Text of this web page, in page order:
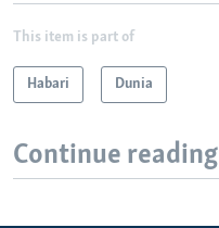
This item is part of
Habari Dunia
Continue reading